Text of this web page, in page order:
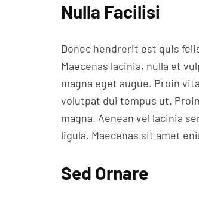
Nulla Facilisi
Donec hendrerit est quis
Maecenas lacinia, nulla et
magna eget augue. Proin
volutpat dui tempus ut.
magna. Aenean vel lacinia
ligula. Maecenas sit amet
Sed Ornare